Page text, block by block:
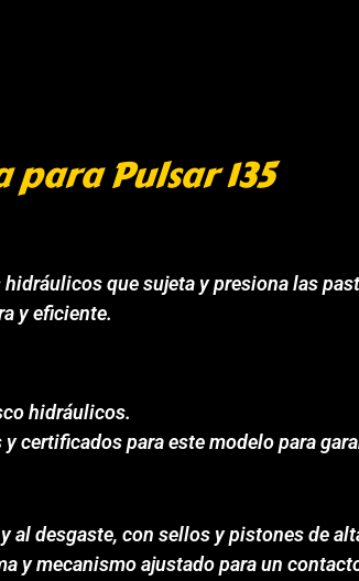
Pulsar 135
que sujeta y presiona las
y eficiente.
hidráulicos.
certificados para este modelo para
desgaste, con sellos y pistones de
y mecanismo ajustado para un